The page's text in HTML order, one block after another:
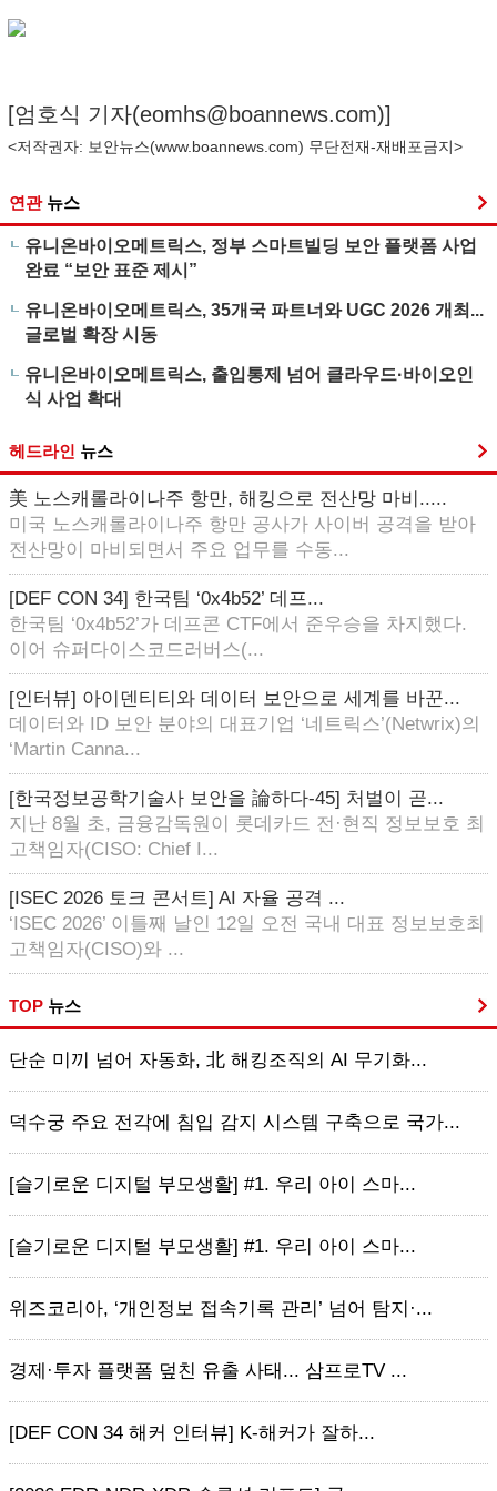
[엄호식 기자(eomhs@boannews.com)]
<저작권자: 보안뉴스(www.boannews.com) 무단전재-재배포금지>
연관 뉴스
유니온바이오메트릭스, 정부 스마트빌딩 보안 플랫폼 사업
완료 “보안 표준 제시”
유니온바이오메트릭스, 35개국 파트너와 UGC 2026 개최...
글로벌 확장 시동
유니온바이오메트릭스, 출입통제 넘어 클라우드·바이오인
식 사업 확대
헤드라인 뉴스
美 노스캐롤라이나주 항만, 해킹으로 전산망 마비.....
미국 노스캐롤라이나주 항만 공사가 사이버 공격을 받아
전산망이 마비되면서 주요 업무를 수동...
[DEF CON 34] 한국팀 ‘0x4b52’ 데프...
한국팀 ‘0x4b52’가 데프콘 CTF에서 준우승을 차지했다.
이어 슈퍼다이스코드러버스(...
[인터뷰] 아이덴티티와 데이터 보안으로 세계를 바꾼...
데이터와 ID 보안 분야의 대표기업 ‘네트릭스’(Netwrix)의
‘Martin Canna...
[한국정보공학기술사 보안을 論하다-45] 처벌이 곧...
지난 8월 초, 금융감독원이 롯데카드 전·현직 정보보호 최
고책임자(CISO: Chief I...
[ISEC 2026 토크 콘서트] AI 자율 공격 ...
‘ISEC 2026’ 이틀째 날인 12일 오전 국내 대표 정보보호최
고책임자(CISO)와 ...
TOP 뉴스
단순 미끼 넘어 자동화, 北 해킹조직의 AI 무기화...
덕수궁 주요 전각에 침입 감지 시스템 구축으로 국가...
[슬기로운 디지털 부모생활] #1. 우리 아이 스마...
[슬기로운 디지털 부모생활] #1. 우리 아이 스마...
위즈코리아, ‘개인정보 접속기록 관리’ 넘어 탐지·...
경제·투자 플랫폼 덮친 유출 사태... 삼프로TV ...
[DEF CON 34 해커 인터뷰] K-해커가 잘하...